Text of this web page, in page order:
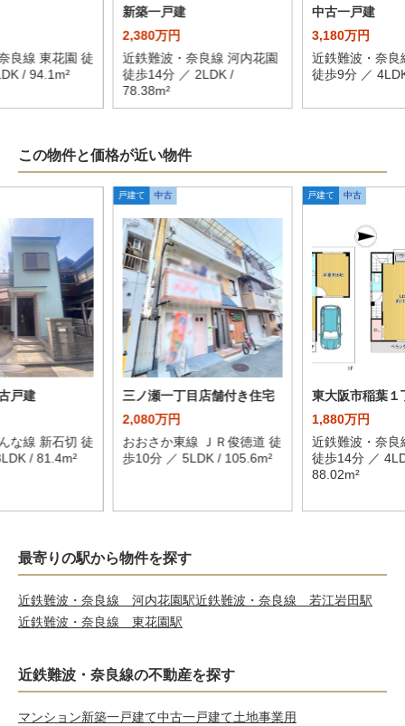
良線 東花園 徒
/ 94.1m²
新築一戸建
2,380万円
近鉄難波・奈良線 河内花園
徒歩14分 ／ 2LDK /
78.38m²
中古一戸建
3,180万円
近鉄難波・奈良
徒歩9分 ／
この物件と価格が近い物件
戸建
な線 新石切 徒
/ 81.4m²
戸建て 中古
三ノ瀬一丁目店舗付き住宅
2,080万円
おおさか東線 ＪＲ俊徳道 徒
歩10分 ／ 5LDK / 105.6m²
戸建て 中古
東大阪市稲葉１
1,880万円
近鉄難波・奈良
徒歩14分 ／
88.02m²
最寄りの駅から物件を探す
近鉄難波・奈良線 河内花園駅近鉄難波・奈良線 若江岩田駅
近鉄難波・奈良線 東花園駅
近鉄難波・奈良線の不動産を探す
マンション新築一戸建て中古一戸建て土地事業用